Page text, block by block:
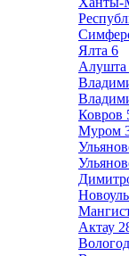
Ялта 6
Алушта
Ковров
Муром
Актау